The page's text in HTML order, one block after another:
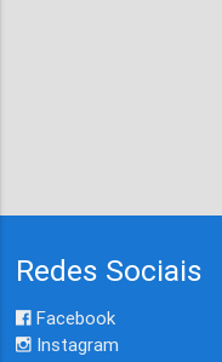
Redes Sociais
Facebook
Instagram